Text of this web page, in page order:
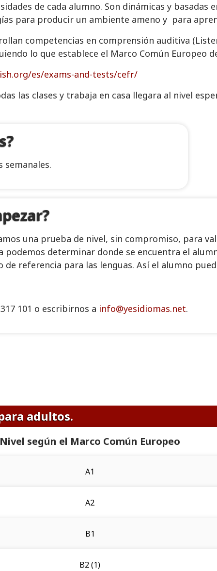
de cada alumno. Son dinámicas y
para producir un ambiente ameno y para
competencias en comprensión auditiva
lo que establece el Marco Común Europeo
es/exams-and-tests/cefr/
las clases y trabaja en casa llegara al nivel
semanales.
una prueba de nivel, sin compromiso, para
podemos determinar donde se encuentra el
de referencia para las lenguas. Así el alumno
101 o escribirnos a info@yesidiomas.net.
adultos.
Nivel según el Marco Común Europeo
A1
A2
B1
B2 (1)